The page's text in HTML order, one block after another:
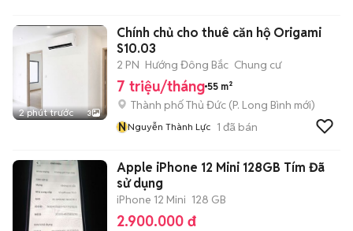
2 phút trước 3
Chính chủ cho thuê căn hộ Origami
S10.03
2 PN Hướng Đông Bắc Chung cư
7 triệu/tháng 55 m²
Thành phố Thủ Đức (P. Long Bình mới)
NNguyễn Thành Lực 1 đã bán
Apple iPhone 12 Mini 128GB Tím Đã
sử dụng
iPhone 12 Mini 128 GB
2.900.000 đ